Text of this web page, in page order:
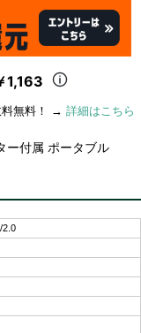
1,163
料無料！ → 詳細はこちら
ー付属 ポータブル
2.0